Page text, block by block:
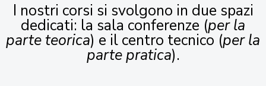
I nostri corsi si svolgono in due spazi
dedicati: la sala conferenze (per la
parte teorica) e il centro tecnico (per la
parte pratica).